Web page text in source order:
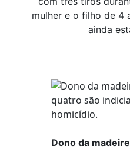
mulher e o filho de 4
ainda
Dono da